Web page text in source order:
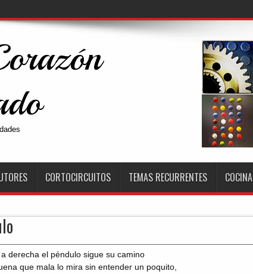
CORTOCIRCUITOS TEMAS RECURRENTES COCINA
derecha el péndulo sigue su camino
que mala lo mira sin entender un poquito,